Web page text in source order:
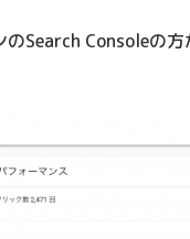
Search Consoleの